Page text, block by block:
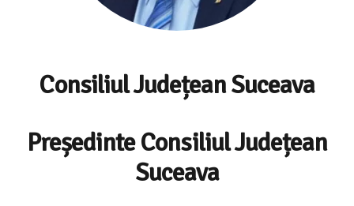
Consiliul Județean Suceava
Președinte Consiliul Județean
Suceava